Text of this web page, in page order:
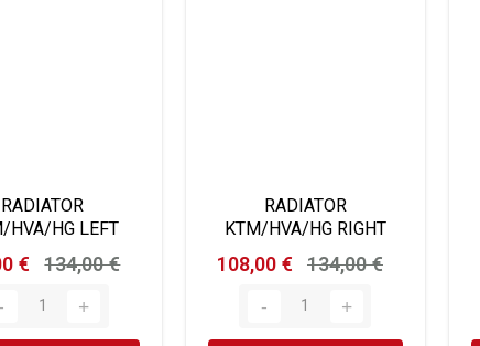
RADIATOR
HVA/HG LEFT
€ 134,00 €
RADIATOR
KTM/HVA/HG RIGHT
108,00 € 134,00 €